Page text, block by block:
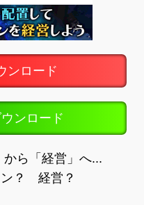
ンロード
ンロード
ら「経営」へ...
？ 経営？